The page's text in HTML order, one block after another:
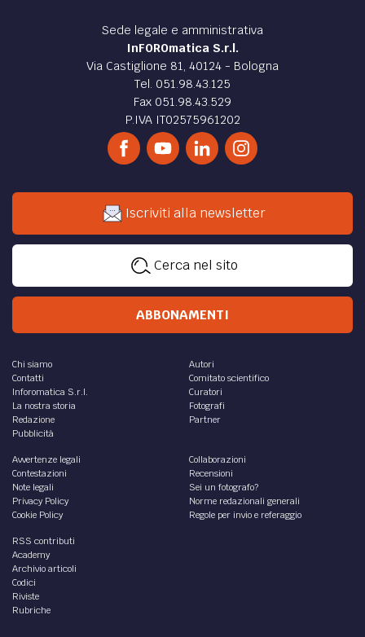
Sede legale e amministrativa
InFOROmatica S.r.l.
Via Castiglione 81, 40124 - Bologna
Tel. 051.98.43.125
Fax 051.98.43.529
P.IVA IT02575961202
Iscriviti alla newsletter
Cerca nel sito
ABBONAMENTI
Chi siamo
Contatti
Inforomatica S.r.l.
La nostra storia
Redazione
Pubblicità
Autori
Comitato scientifico
Curatori
Fotografi
Partner
Avvertenze legali
Contestazioni
Note legali
Privacy Policy
Cookie Policy
Collaborazioni
Recensioni
Sei un fotografo?
Norme redazionali generali
Regole per invio e referaggio
RSS contributi
Academy
Archivio articoli
Codici
Riviste
Rubriche